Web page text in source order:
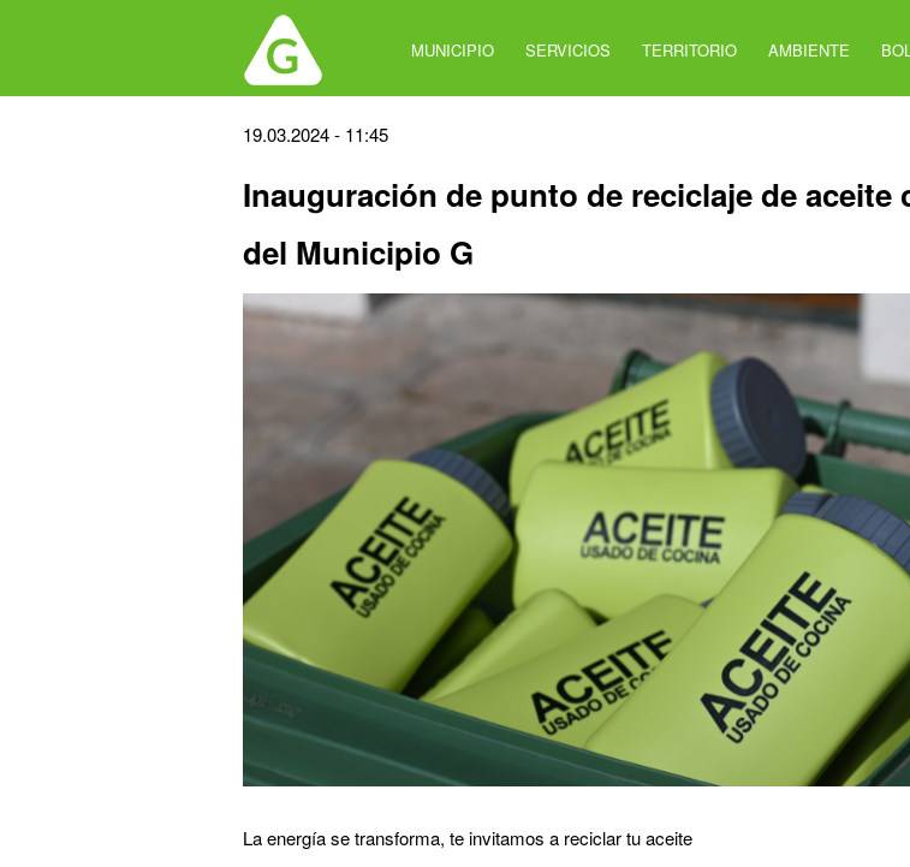
MUNICIPIO SERVICIOS TERRITORIO AMBIENTE
Back
top
19.03.2024 - 11:45
Inauguración de punto de reciclaje de aceite
del Municipio G
La energía se transforma, te invitamos a reciclar tu aceite